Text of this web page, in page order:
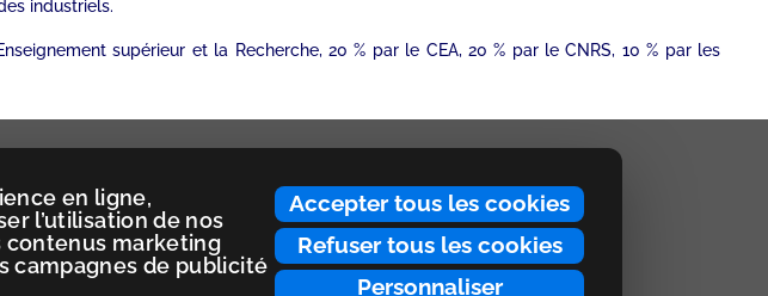
Accepter tous les cookies
Refuser tous les cookies
Personnaliser
en ligne,
l’utilisation de nos
contenus marketing
campagnes de publicité
industriels.
supérieur et la Recherche, 20 % par le CEA, 20 % par le CNRS, 10 % par les